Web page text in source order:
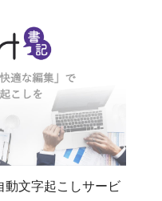
動文字起こしサービ